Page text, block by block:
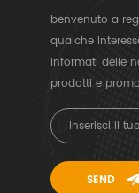
benvenuto a
qualche
informati delle
prodotti e